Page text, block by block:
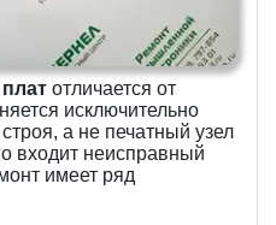
отличается от
исключительно
а не печатный узел
входит неисправный
имеет ряд